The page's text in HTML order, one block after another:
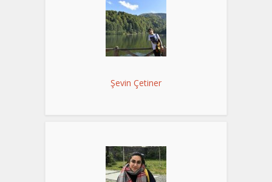
Şevin Çetiner